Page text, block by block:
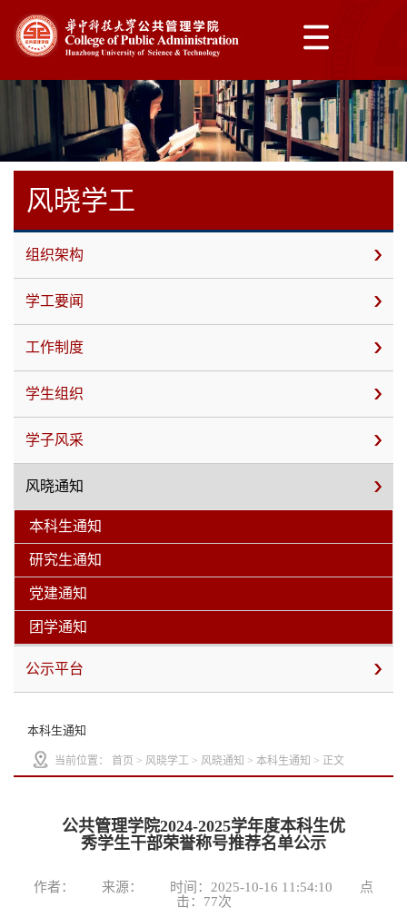
风晓学工
组织架构
学工要闻
工作制度
学生组织
学子风采
风晓通知
本科生通知
研究生通知
党建通知
团学通知
公示平台
本科生通知
当前位置： 首页 > 风晓学工 > 风晓通知 > 本科生通知 > 正文
公共管理学院2024-2025学年度本科生优
秀学生干部荣誉称号推荐名单公示
作者： 来源： 时间：2025-10-16 11:54:10 点
击： 77次